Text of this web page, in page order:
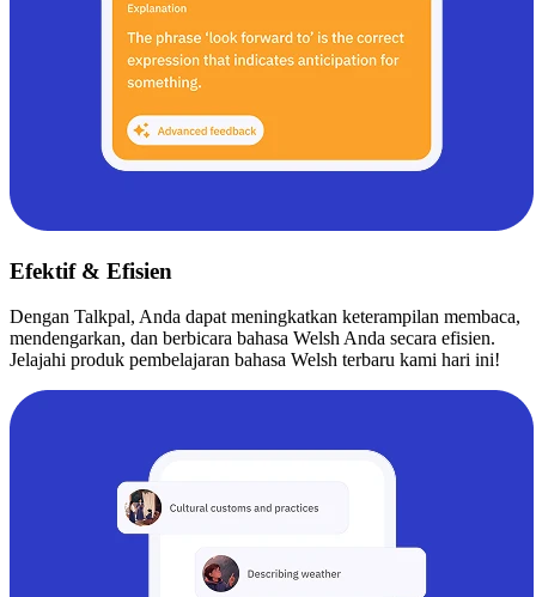
Efektif & Efisien
Dengan Talkpal, Anda dapat meningkatkan keterampilan membaca,
mendengarkan, dan berbicara bahasa Welsh Anda secara efisien.
Jelajahi produk pembelajaran bahasa Welsh terbaru kami hari ini!